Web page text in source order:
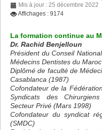
Mis à jour : 25 décembre 2022
Affichages : 9174
La formation continue au
Dr. Rachid Benjelloun
Président du Conseil
Médecins Dentistes du
Diplômé de faculté de
Casablanca (1987)
Cofondateur de la
Syndicats des
Secteur Privé (Mars 1998)
Cofondateur du syndicat
(SMDC)